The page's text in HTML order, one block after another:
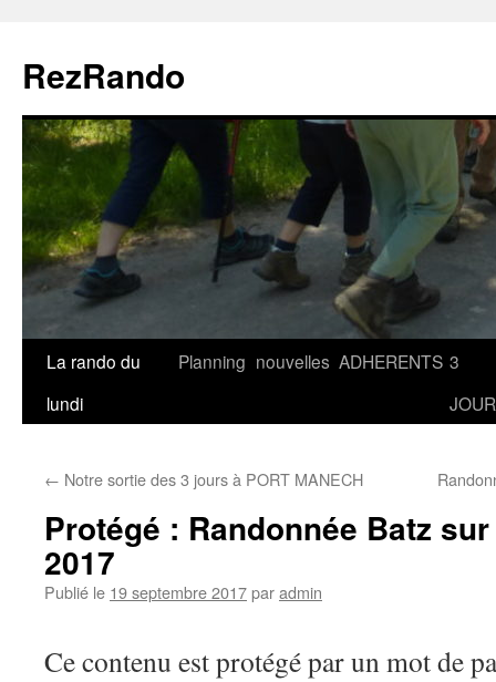
contenu
RezRando
La rando du
lundi
Planning nouvelles ADHERENTS 3
← Notre sortie des 3 jours à PORT MANECH
Protégé : Randonnée Batz
2017
Publié le 19 septembre 2017paradmin
Ce contenu est protégé par un mot de